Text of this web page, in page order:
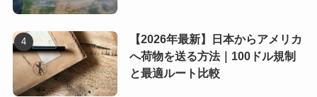
【2026年最新】日本からアメリカ
へ荷物を送る方法｜100ドル規制
と最適ルート比較